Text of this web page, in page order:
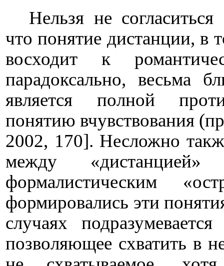
Нельзя не
что понятие дистанции, в
восходит к
парадоксально, весьма
является полной
понятию вчувствования
2002, 170]. Несложно
между
формалистическим
формировались эти
случаях
позволяющее схватить в